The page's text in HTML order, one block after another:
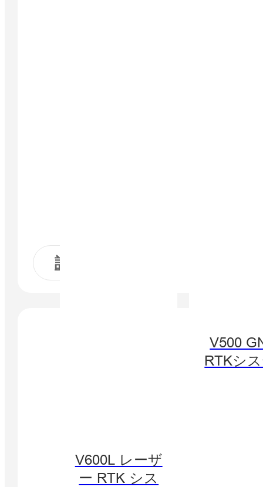
V600L レーザ
ー RTK シス
V500
RTKシ
詳細はこちら